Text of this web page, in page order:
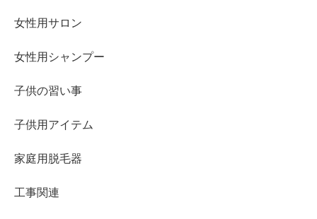
女性用サロン
女性用シャンプー
子供の習い事
子供用アイテム
家庭用脱毛器
工事関連